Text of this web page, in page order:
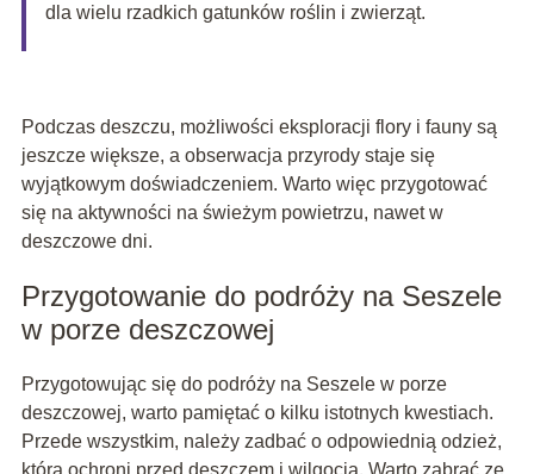
dla wielu rzadkich gatunków roślin i zwierząt.
Podczas deszczu, możliwości eksploracji flory i fauny są
jeszcze większe, a obserwacja przyrody staje się
wyjątkowym doświadczeniem. Warto więc przygotować
się na aktywności na świeżym powietrzu, nawet w
deszczowe dni.
Przygotowanie do podróży na Seszele
w porze deszczowej
Przygotowując się do podróży na Seszele w porze
deszczowej, warto pamiętać o kilku istotnych kwestiach.
Przede wszystkim, należy zadbać o odpowiednią odzież,